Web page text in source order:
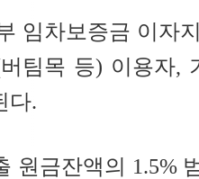
임차보증금 이자
팀목 등) 이용자,
다.
원금잔액의 1.5%